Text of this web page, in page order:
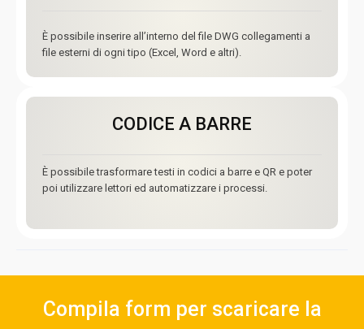
È possibile inserire all’interno del file DWG collegamenti a
file esterni di ogni tipo (Excel, Word e altri).
CODICE A BARRE
È possibile trasformare testi in codici a barre e QR e poter
poi utilizzare lettori ed automatizzare i processi.
Compila form per scaricare la